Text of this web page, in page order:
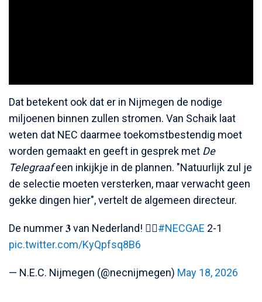
Dat betekent ook dat er in Nijmegen de nodige
miljoenen binnen zullen stromen. Van Schaik laat
weten dat NEC daarmee toekomstbestendig moet
worden gemaakt en geeft in gesprek met De
Telegraafeen inkijkje in de plannen. "Natuurlijk zul je
de selectie moeten versterken, maar verwacht geen
gekke dingen hier", vertelt de algemeen directeur.
De nummer 𝟑 van Nederland! 😮‍💨#NECGAE 2-1
pic.twitter.com/KyQpfsq8B6
— N.E.C. Nijmegen (@necnijmegen) May 18, 2026